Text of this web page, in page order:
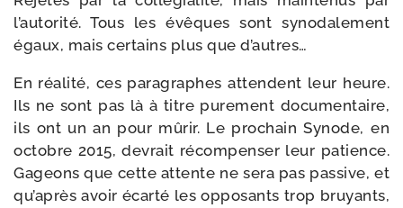
l’autorité. Tous les évêques sont syno­da­le­ment
égaux, mais cer­tains plus que d’autres…
En réa­li­té, ces para­graphes attendent leur heure.
Ils ne sont pas là à titre pure­ment docu­men­taire,
ils ont un an pour mûrir. Le pro­chain Synode, en
octobre 2015, devrait récom­pen­ser leur patience.
Gageons que cette attente ne sera pas pas­sive, et
qu’après avoir écar­té les oppo­sants trop bruyants,